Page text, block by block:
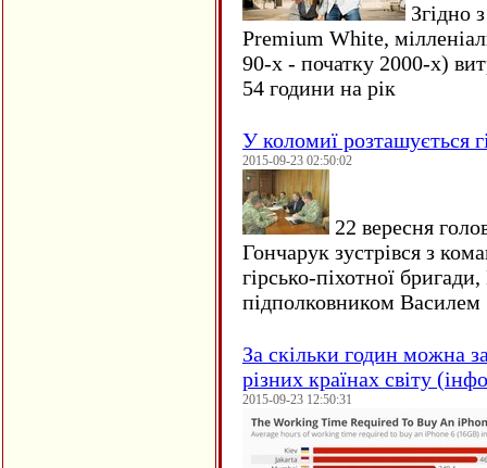
Згідно
Premium White,
90-х - початку 2000-х)
54 години на рік
У коломиї розташується
2015-09-23 02:50:02
22 вересня
Гончарук зустрівся з
гірсько-піхотної
підполковником
За скільки годин можна
різних країнах світу
2015-09-23 12:50:31